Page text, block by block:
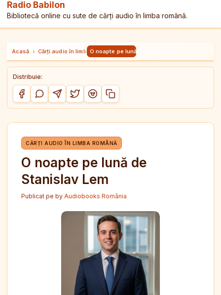
Radio Babilon
Bibliotecă online cu sute de cărți audio în limba română.
Acasă › Cărți audio în limba română
› O noapte pe lună de Stanislav Lem
Distribuie:
Distribuie pe Facebook
Distribuie pe WhatsApp
Distribuie pe Telegram
Distribuie pe Twitter/X
Distribuie pe Reddit
Copiază link-ul
CĂRȚI AUDIO ÎN LIMBA ROMÂNĂ
O noapte pe lună de
Stanislav Lem
Publicat pe by Audiobooks România